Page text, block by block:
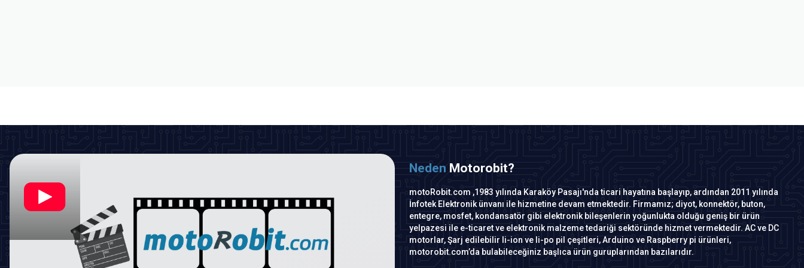
Neden Motorobit?
motoRobit.com ,1983 yılında Karaköy Pasajı'nda ticari hayatına başlayıp, ardından 2011 yılında
İnfotek Elektronik ünvanı ile hizmetine devam etmektedir. Firmamız; diyot, konnektör, buton,
entegre, mosfet, kondansatör gibi elektronik bileşenlerin yoğunlukta olduğu geniş bir ürün
yelpazesi ile e-ticaret ve elektronik malzeme tedariği sektöründe hizmet vermektedir. AC ve DC
motorlar, Şarj edilebilir li-ion ve li-po pil çeşitleri, Arduino ve Raspberry pi ürünleri,
motorobit.com’da bulabileceğiniz başlıca ürün guruplarından bazılarıdır.